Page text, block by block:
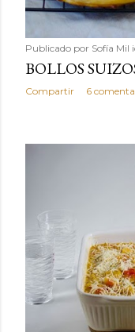
Publicado por Sofía Mil
BOLLOS
Compartir 6